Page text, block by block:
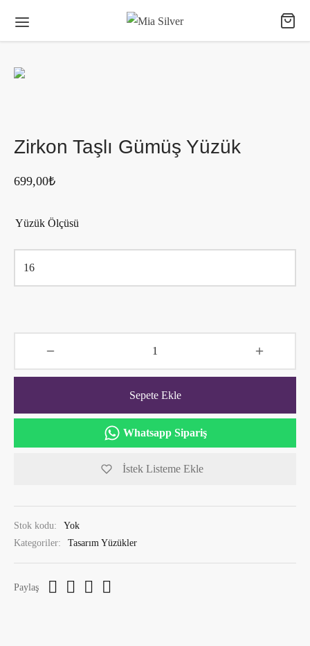
Zirkon Taşlı Gümüş Yüzük
699,00₺
Yüzük Ölçüsü
Sepete Ekle
Whatsapp Sipariş
İstek Listeme Ekle
Stok kodu:
Yok
Kategoriler:
Tasarım Yüzükler
Paylaş